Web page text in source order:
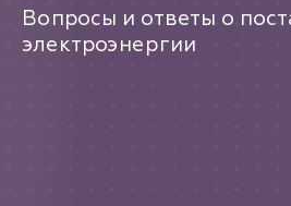
Вопросы и ответы о
электроэнергии